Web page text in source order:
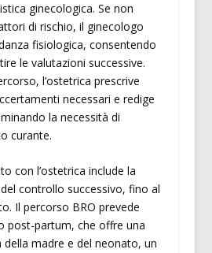
ginecologica. Se non
di rischio, il ginecologo
fisiologica, consentendo
le valutazioni successive.
l’ostetrica prescrive
necessari e redige
la necessità di
curante.
con l’ostetrica include la
controllo successivo, fino al
Il percorso BRO prevede
post-partum, che offre una
della madre e del neonato, un